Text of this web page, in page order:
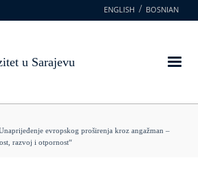
ENGLISH BOSNIAN
u Sarajevu
evropskog proširenja kroz angažman –
razvoj i otpornost“